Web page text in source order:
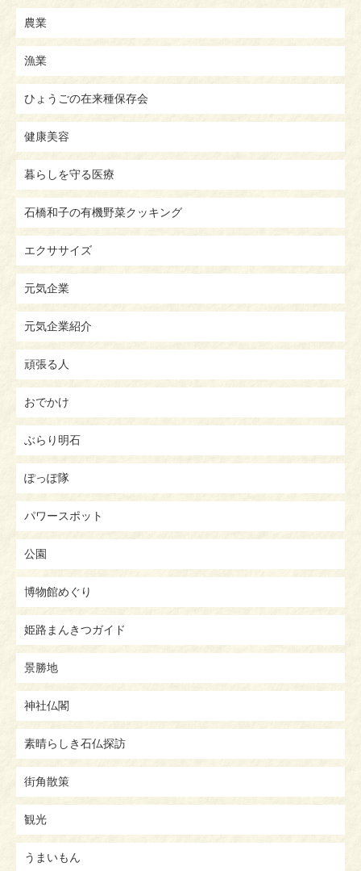
農業
漁業
ひょうごの在来種保存会
健康美容
暮らしを守る医療
石橋和子の有機野菜クッキング
エクササイズ
元気企業
元気企業紹介
頑張る人
おでかけ
ぶらり明石
ぽっぽ隊
パワースポット
公園
博物館めぐり
姫路まんきつガイド
景勝地
神社仏閣
素晴らしき石仏探訪
街角散策
観光
うまいもん